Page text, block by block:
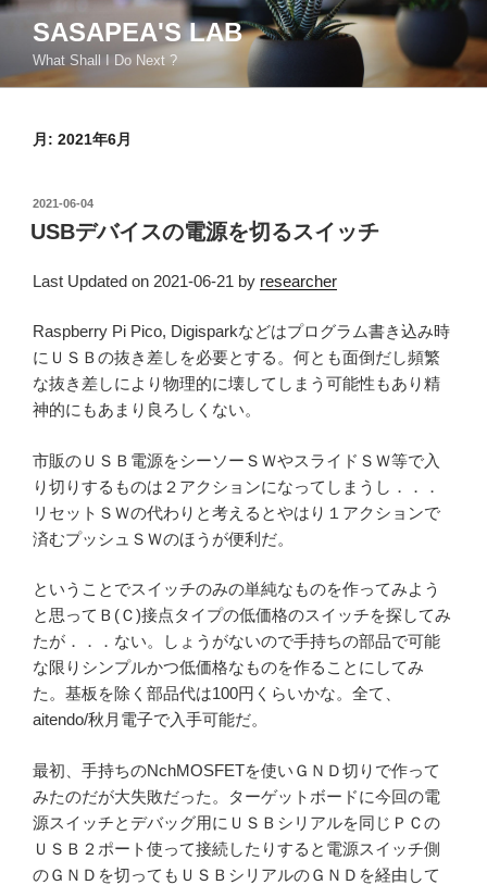
コ
ン
SASAPEA'S LAB
What Shall I Do Next ?
月: 2021年6月
投
稿
日:
2021-06-04
USBデバイスの電源を切るスイッチ
Last Updated on 2021-06-21 by researcher
Raspberry Pi Pico, Digisparkなどはプログラム書き込み時
にＵＳＢの抜き差しを必要とする。何とも面倒だし頻繁
な抜き差しにより物理的に壊してしまう可能性もあり精
神的にもあまり良ろしくない。
市販のＵＳＢ電源をシーソーＳＷやスライドＳＷ等で入
り切りするものは２アクションになってしまうし．．．
リセットＳＷの代わりと考えるとやはり１アクションで
済むプッシュＳＷのほうが便利だ。
ということでスイッチのみの単純なものを作ってみよう
と思ってＢ(Ｃ)接点タイプの低価格のスイッチを探してみ
たが．．．ない。しょうがないので手持ちの部品で可能
な限りシンプルかつ低価格なものを作ることにしてみ
た。基板を除く部品代は100円くらいかな。全て、
aitendo/秋月電子で入手可能だ。
最初、手持ちのNchMOSFETを使いＧＮＤ切りで作って
みたのだが大失敗だった。ターゲットボードに今回の電
源スイッチとデバッグ用にＵＳＢシリアルを同じＰＣの
ＵＳＢ２ポート使って接続したりすると電源スイッチ側
のＧＮＤを切ってもＵＳＢシリアルのＧＮＤを経由して